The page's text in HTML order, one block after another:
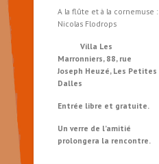
A la flûte et à la cornemuse :
Nicolas Flodrops
Villa Les
Marronniers, 88, rue
Joseph Heuzé, Les Petites
Dalles
Entrée libre et gratuite.
Un verre de l’amitié
prolongera la rencontre.